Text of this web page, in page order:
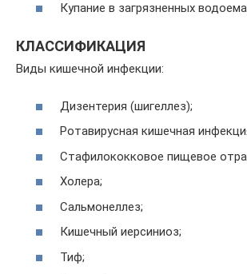
Купание в загрязненных
КЛАССИФИКАЦИЯ
Виды кишечной инфекции:
Дизентерия (шигеллез);
Ротавирусная кишечная
Стафилококковое пищевое
Холера;
Сальмонеллез;
Кишечный иерсиниоз;
Тиф;